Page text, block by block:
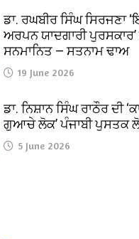
ਡਾ. ਰਘਬੀਰ ਸਿੰਘ ਸਿਰਜਣਾ
ਅਰਪਨ ਯਾਦਗਾਰੀ ਪੁਰਸਕਾਰ’
ਸਨਮਾਨਿਤ — ਸਤਨਾਮ ਢਾਅ
19 June 2026
ਡਾ. ਨਿਸ਼ਾਨ ਸਿੰਘ ਰਾਠੌਰ ਦੀ
ਗੁਆਚੇ ਲੋਕ’ ਪੰਜਾਬੀ ਪੁਸਤਕ
5 June 2026